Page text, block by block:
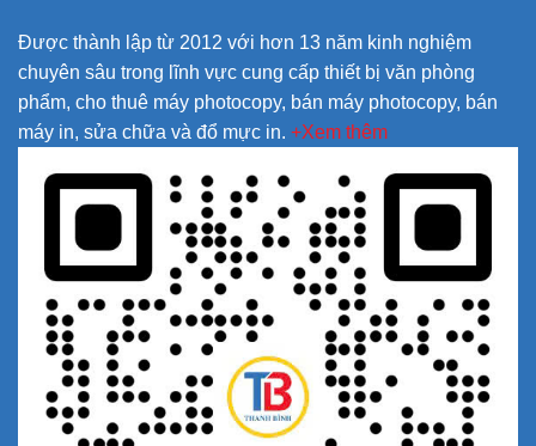
Được thành lập từ 2012 với hơn 13 năm kinh nghiệm
chuyên sâu trong lĩnh vực cung cấp thiết bị văn phòng
phẩm, cho thuê máy photocopy, bán máy photocopy, bán
máy in, sửa chữa và đổ mực in. +Xem thêm